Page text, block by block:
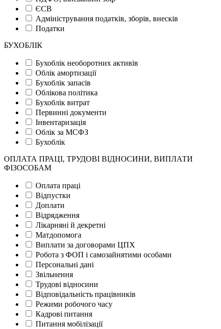
ЄСВ
Адміністрування податків, зборів, внесків
Податки
БУХОБЛІК
Бухоблік необоротних активів
Облік амортизації
Бухоблік запасів
Облікова політика
Бухоблік витрат
Первинні документи
Інвентаризація
Облік за МСФЗ
Бухоблік
ОПЛАТА ПРАЦІ, ТРУДОВІ ВІДНОСИНИ, ВИПЛАТИ
ФІЗОСОБАМ
Оплата праці
Відпустки
Доплати
Відрядження
Лікарняні й декретні
Матдопомога
Виплати за договорами ЦПХ
Робота з ФОП і самозайнятими особами
Персональні дані
Звільнення
Трудові відносини
Відповідальність працівників
Режими робочого часу
Кадрові питання
Питання мобілізації